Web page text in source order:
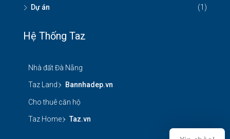
Dự án (1)
Hệ Thống Taz
Nhà đất Đà Nẵng
Taz Land - Bannhadep.vn
Cho thuê căn hộ
Taz Home - Taz.vn